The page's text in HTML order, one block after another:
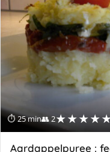
⏱ 25 min👥 2
Aardappelpuree :